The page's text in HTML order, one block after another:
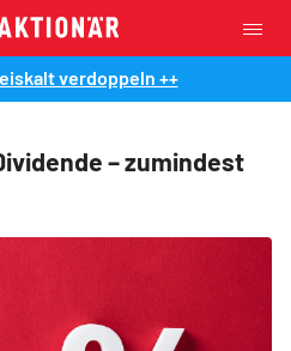
verdoppeln ++
– zumindest